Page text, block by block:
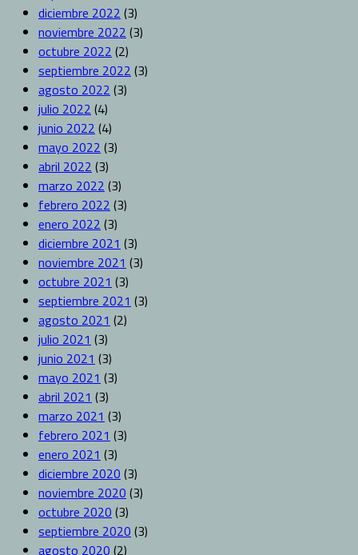
diciembre 2022 (3)
noviembre 2022 (3)
octubre 2022 (2)
septiembre 2022 (3)
agosto 2022 (3)
julio 2022 (4)
junio 2022 (4)
mayo 2022 (3)
abril 2022 (3)
marzo 2022 (3)
febrero 2022 (3)
enero 2022 (3)
diciembre 2021 (3)
noviembre 2021 (3)
octubre 2021 (3)
septiembre 2021 (3)
agosto 2021 (2)
julio 2021 (3)
junio 2021 (3)
mayo 2021 (3)
abril 2021 (3)
marzo 2021 (3)
febrero 2021 (3)
enero 2021 (3)
diciembre 2020 (3)
noviembre 2020 (3)
octubre 2020 (3)
septiembre 2020 (3)
agosto 2020 (2)